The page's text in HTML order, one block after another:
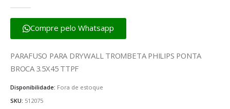
Compre pelo Whatsapp
PARAFUSO PARA DRYWALL TROMBETA PHILIPS PONTA
BROCA 3.5X45 TTPF
Disponibilidade: Fora de estoque
SKU: 512075